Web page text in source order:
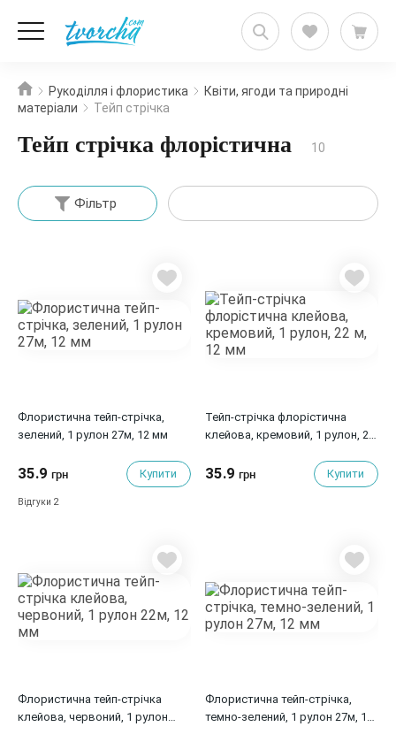
Рукоділля і флористика
Квіти, ягоди та природні
матеріали
Тейп стрічка
Тейп стрічка флорістична 10
Фільтр
Флористична тейп-стрічка,
зелений, 1 рулон 27м, 12 мм
35.9 грн Купити
Відгуки 2
Тейп-стрічка флорістична
клейова, кремовий, 1 рулон, 22
35.9грн Купити
Флористична тейп-стрічка
клейова, червоний, 1 рулон
Флористична тейп-стрічка,
темно-зелений, 1 рулон 27м, 12